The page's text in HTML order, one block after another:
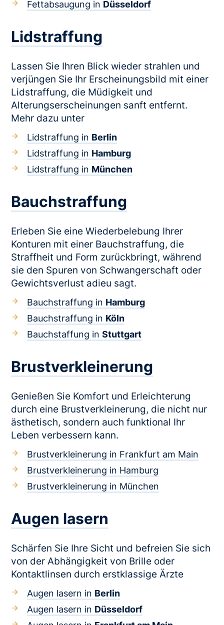
Fettabsaugung in Düsseldorf
Lidstraffung
Lassen Sie Ihren Blick wieder strahlen und
verjüngen Sie Ihr Erscheinungsbild mit einer
Lidstraffung, die Müdigkeit und
Alterungserscheinungen sanft entfernt.
Mehr dazu unter
Lidstraffung in Berlin
Lidstraffung in Hamburg
Lidstraffung in München
Bauchstraffung
Erleben Sie eine Wiederbelebung Ihrer
Konturen mit einer Bauchstraffung, die
Straffheit und Form zurückbringt, während
sie den Spuren von Schwangerschaft oder
Gewichtsverlust adieu sagt.
Bauchstraffung in Hamburg
Bauchstraffung in Köln
Bauchstaffung inStuttgart
Brustverkleinerung
Genießen Sie Komfort und Erleichterung
durch eine Brustverkleinerung, die nicht nur
ästhetisch, sondern auch funktional Ihr
Leben verbessern kann.
Brustverkleinerung in Frankfurt am Main
Brustverkleinerung in Hamburg
Brustverkleinerung in München
Augen lasern
Schärfen Sie Ihre Sicht und befreien Sie sich
von der Abhängigkeit von Brille oder
Kontaktlinsen durch erstklassige Ärzte
Augen lasern in Berlin
Augen lasern in Düsseldorf